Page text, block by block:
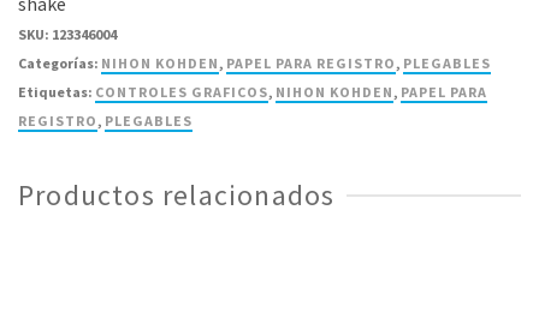
109X140MM
KOHDEN
SKU: 123346004
Categorías: NIHON KOHDEN, PAPEL PARA REGISTRO, PLEGABLES
Etiquetas: CONTROLES GRAFICOS, NIHON KOHDEN, PAPEL PARA
REGISTRO, PLEGABLES
Productos relacionados